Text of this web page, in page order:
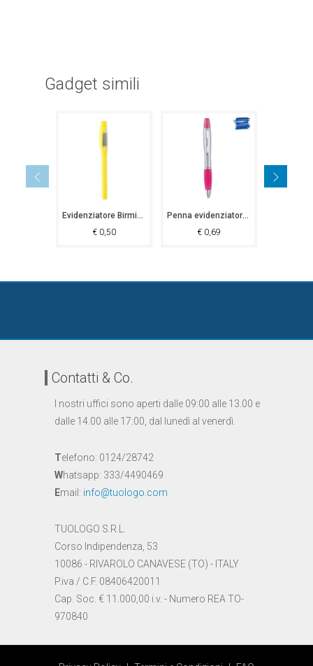
Gadget simili
Evidenziatore Birmingham
€0,50
Penna evidenziatore Bicocca
€0,69
Contatti & Co.
I nostri uffici sono aperti dalle 09:00 alle 13.00 e
dalle 14.00 alle 17:00, dal lunedì al venerdì.
Telefono: 0124/28742
Whatsapp: 333/4490469
Email: info@tuologo.com
TUOLOGO S.R.L.
Corso Indipendenza, 53
10086 - RIVAROLO CANAVESE (TO) - ITALY
P.iva / C.F. 08406420011
Cap. Soc. € 11.000,00 i.v. - Numero REA TO-
970840